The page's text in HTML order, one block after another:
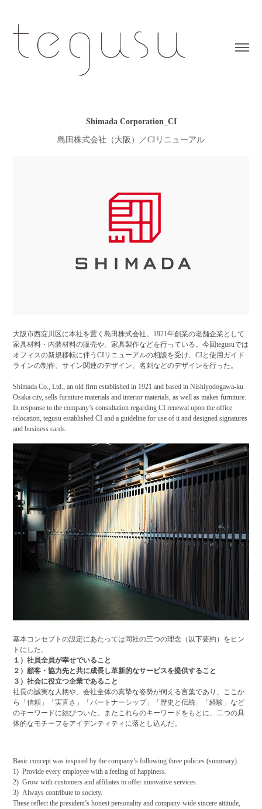
Shimada Corporation_CI
島田株式会社（大阪）／CIリニューアル
大阪市西淀川区に本社を置く島田株式会社。1921年創業の老舗企業として
家具材料・内装材料の販売や、家具製作などを行っている。今回tegusuでは
オフィスの新規移転に伴うCIリニューアルの相談を受け、CIと使用ガイド
ラインの制作、サイン関連のデザイン、名刺などのデザインを行った。
Shimada Co., Ltd., an old firm established in 1921 and based in Nishiyodogawa-ku
Osaka city, sells furniture materials and interior materials, as well as makes furniture.
In response to the company’s consultation regarding CI renewal upon the office
relocation, tegusu established CI and a guideline for use of it and designed signatures
and business cards.
基本コンセプトの設定にあたっては同社の三つの理念（以下要約）をヒン
トにした。
１）社員全員が幸せでいること
２）顧客・協力先と共に成長し革新的なサービスを提供すること
３）社会に役立つ企業であること
社長の誠実な人柄や、会社全体の真摯な姿勢が伺える言葉であり、ここか
ら
「信頼」「実直さ」「パートナーシップ」「歴史と伝統」「経験」 など
のキーワードに結びついた。またこれらのキーワードをもとに、二つの具
体的なモチーフをアイデンティティに落とし込んだ。
Basic concept was inspired by the company’s following three policies (summary).
1) Provide every employee with a feeling of happiness.
2) Grow with customers and affiliates to offer innovative services.
3) Always contribute to society.
These reflect the president’s honest personality and company-wide sincere attitude,